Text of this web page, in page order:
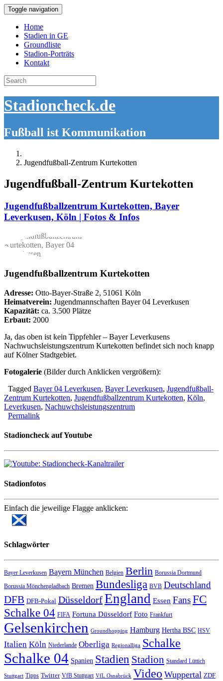
Toggle navigation
Home
Stadien in GE
Groundliste
Stadion-Porträts
Kontakt
Search
for:
Stadioncheck.de
Fußball ist Kommunikation
Jugendfußball-Zentrum Kurtekotten
Jugendfußball-Zentrum Kurtekotten
Jugendfußballzentrum Kurtekotten, Bayer
Leverkusen, Köln | Fotos & Infos
Jugendfußballzentrum Kurtekotten
Adresse: Otto-Bayer-Straße 2, 51061 Köln
Heimatverein: Jugendmannschaften Bayer 04 Leverkusen
Kapazität: ca. 3.500 Plätze
Erbaut: 2000
Ja, das oben ist kein Tippfehler – Bayer Leverkusens
Nachwuchsleistungszentrum Kurtekotten befindet sich noch knapp
auf Kölner Stadtgebiet.
Fotogalerie (Bilder durch Anklicken vergrößern):
Tagged Bayer 04 Leverkusen, Bayer Leverkusen, Jugendfußball-
Zentrum Kurtekotten, Jugendfußballzentrum Kurtekotten, Köln,
Leverkusen, Nachuwchsleistungszentrum
Permalink
Stadioncheck auf Youtube
Stadionfotos
Einfach die jeweilige Flagge anklicken:
Schlagwörter
Bayer Leverkusen Bayern München Belgien Berlin Borussia Dortmund
Borussia Mönchengladbach Bremen Bundesliga BVB Deutschland
DFB DFB-Pokal DüsseldorfEngland Essen FansFC
Schalke 04 FIFA Fortuna Düsseldorf Foto Frankfurt
Gelsenkirchen Groundhopping Hamburg Hertha BSC HSV
Italien Köln Niederlande Oberliga Regionalliga Schalke
Schalke 04 Spanien Stadien Stadion Standard Lüttich
Stuttgart Tipps Twitter VfB Stuttgart VfL Osnabrück Video Wuppertal ZDF